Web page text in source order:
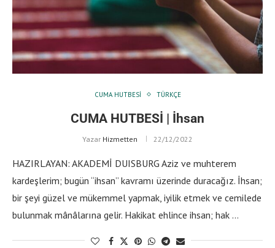
CUMA HUTBESI TÜRKÇE
CUMA HUTBESİ | İhsan
Yazar Hizmetten 22/12/2022
HAZIRLAYAN: AKADEMİ DUISBURG Aziz ve muhterem
kardeşlerim; bugün “ihsan” kavramı üzerinde duracağız. İhsan;
bir şeyi güzel ve mükemmel yapmak, iyilik etmek ve cemilede
bulunmak mânâlarına gelir. Hakikat ehlince ihsan; hak …